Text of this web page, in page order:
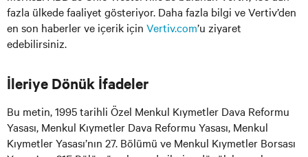
fazla ülkede faaliyet gösteriyor. Daha fazla bilgi ve Vertiv’den
en son haberler ve içerik için Vertiv.com’u ziyaret
edebilirsiniz.
İleriye Dönük İfadeler
Bu metin, 1995 tarihli Özel Menkul Kıymetler Dava Reformu
Yasası, Menkul Kıymetler Dava Reformu Yasası, Menkul
Kıymetler Yasası’nın 27. Bölümü ve Menkul Kıymetler Borsası